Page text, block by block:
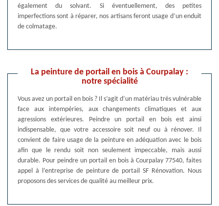
également du solvant. Si éventuellement, des petites
imperfections sont à réparer, nos artisans feront usage d’un enduit
de colmatage.
La peinture de portail en bois à Courpalay :
notre spécialité
Vous avez un portail en bois ? Il s’agit d’un matériau très vulnérable
face aux intempéries, aux changements climatiques et aux
agressions extérieures. Peindre un portail en bois est ainsi
indispensable, que votre accessoire soit neuf ou à rénover. Il
convient de faire usage de la peinture en adéquation avec le bois
afin que le rendu soit non seulement impeccable, mais aussi
durable. Pour peindre un portail en bois à Courpalay 77540, faites
appel à l’entreprise de peinture de portail SF Rénovation. Nous
proposons des services de qualité au meilleur prix.